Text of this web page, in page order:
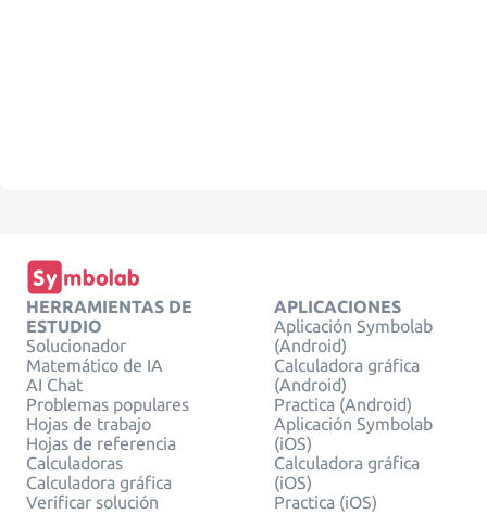
HERRAMIENTAS DE
ESTUDIO
Solucionador
Matemático de IA
AI Chat
Problemas populares
Hojas de trabajo
Hojas de referencia
Calculadoras
Calculadora gráfica
Verificar solución
APLICACIONES
Aplicación Symbolab
(Android)
Calculadora gráfica
(Android)
Practica (Android)
Aplicación Symbolab
(iOS)
Calculadora gráfica
(iOS)
Practica (iOS)